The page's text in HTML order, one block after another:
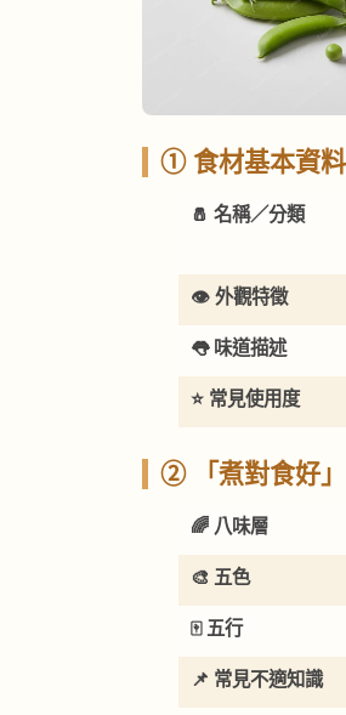
① 食材基本資料
🧂 名稱／分類
👁️ 外觀特徵
👅 味道描述
⭐ 常見使用度
② 「煮對食好
🌈 八味層
🎨 五色
🀄 五行
📌 常見不適知識